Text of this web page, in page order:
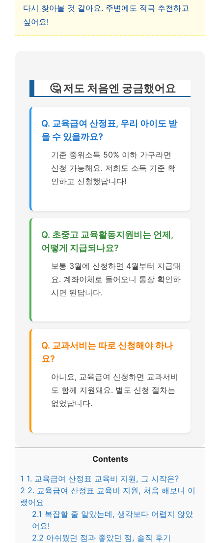
다시 찾아볼 것 같아요. 주변에도 적극 추천하고
싶어요!
🤔 저도 처음엔 궁금했어요
Q. 교육급여 산정표, 우리 아이도 받
을 수 있을까요?
기준 중위소득 50% 이하 가구라면
신청 가능해요. 저희도 소득 기준 확
인하고 신청했답니다!
Q. 초중고 교육활동지원비는 언제,
어떻게 지급되나요?
보통 3월에 신청하면 4월부터 지급돼
요. 계좌이체로 들어오니 통장 확인하
시면 된답니다.
Q. 교과서비는 따로 신청해야 하나
요?
아니요, 교육급여 신청하면 교과서비
도 함께 지원돼요. 별도 신청 절차는
없었답니다.
Contents
1 1. 교육급여 산정표 교육비 지원, 그 시작은?
2 2. 교육급여 산정표 교육비 지원, 처음 해보니 이
랬어요
2.1 복잡할 줄 알았는데, 생각보다 어렵지 않았
어요!
2.2 아쉬웠던 점과 좋았던 점, 솔직 후기